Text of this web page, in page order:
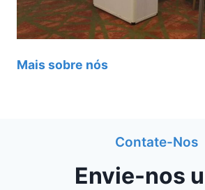
Mais sobre nós
Contate-Nos
Envie-nos